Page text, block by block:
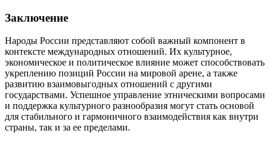
Заключение
Народы России представляют собой важный компонент в
контексте международных отношений. Их культурное,
экономическое и политическое влияние может способствовать
укреплению позиций России на мировой арене, а также
развитию взаимовыгодных отношений с другими
государствами. Успешное управление этническими вопросами
и поддержка культурного разнообразия могут стать основой
для стабильного и гармоничного взаимодействия как внутри
страны, так и за ее пределами.